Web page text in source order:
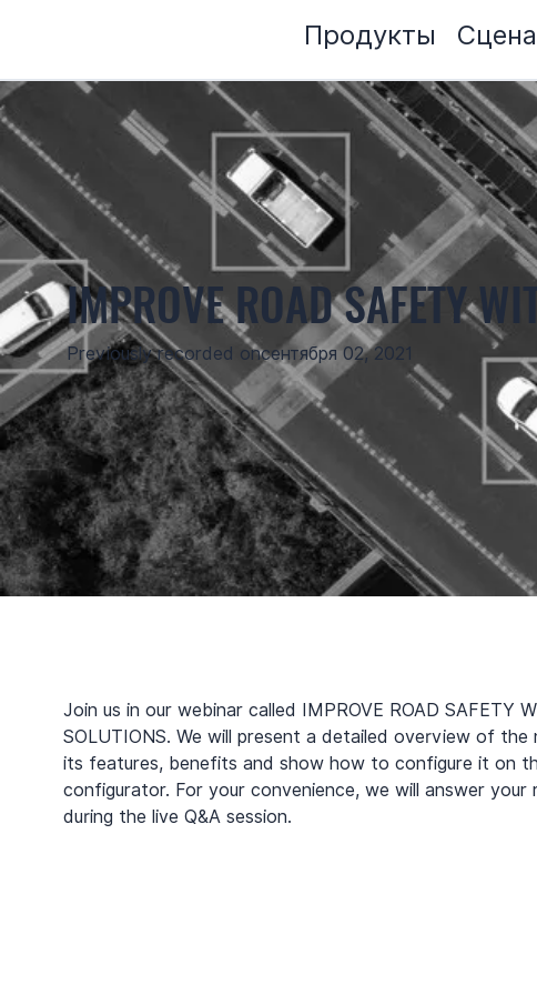
Продукты
IMPROVE ROAD SAFETY
Previously recorded onсентября 02, 2021
Join us in our webinar called IMPROVE ROAD SAFETY
SOLUTIONS. We will present a detailed overview of the
its features, benefits and show how to configure it on
configurator. For your convenience, we will answer your
during the live Q&A session.